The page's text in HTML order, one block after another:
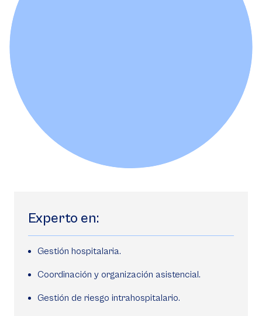
Experto en:
Gestión hospitalaria.
Coordinación y organización asistencial.
Gestión de riesgo intrahospitalario.